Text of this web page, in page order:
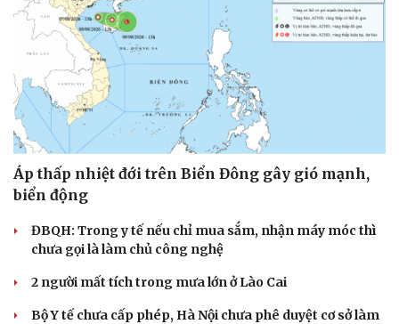
Áp thấp nhiệt đới trên Biển Đông gây gió mạnh,
biển động
ĐBQH: Trong y tế nếu chỉ mua sắm, nhận máy móc thì
chưa gọi là làm chủ công nghệ
2 người mất tích trong mưa lớn ở Lào Cai
Bộ Y tế chưa cấp phép, Hà Nội chưa phê duyệt cơ sở làm